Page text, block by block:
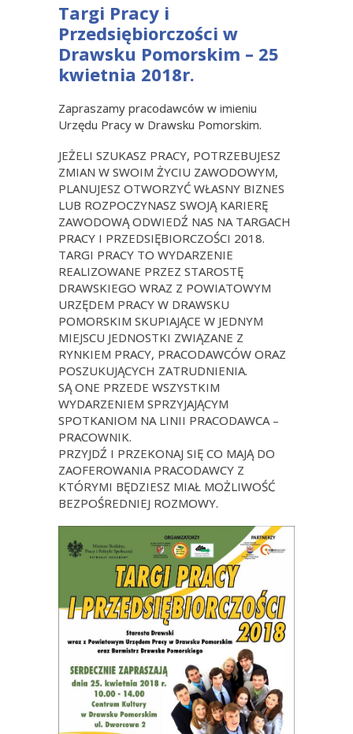
Targi Pracy i
Przedsiębiorczości w
Drawsku Pomorskim – 25
kwietnia 2018r.
Zapraszamy pracodawców w imieniu
Urzędu Pracy w Drawsku Pomorskim.
JEŻELI SZUKASZ PRACY, POTRZEBUJESZ
ZMIAN W SWOIM ŻYCIU ZAWODOWYM,
PLANUJESZ OTWORZYĆ WŁASNY BIZNES
LUB ROZPOCZYNASZ SWOJĄ KARIERĘ
ZAWODOWĄ ODWIEDŹ NAS NA TARGACH
PRACY I PRZEDSIĘBIORCZOŚCI 2018.
TARGI PRACY TO WYDARZENIE
REALIZOWANE PRZEZ STAROSTĘ
DRAWSKIEGO WRAZ Z POWIATOWYM
URZĘDEM PRACY W DRAWSKU
POMORSKIM SKUPIAJĄCE W JEDNYM
MIEJSCU JEDNOSTKI ZWIĄZANE Z
RYNKIEM PRACY, PRACODAWCÓW ORAZ
POSZUKUJĄCYCH ZATRUDNIENIA.
SĄ ONE PRZEDE WSZYSTKIM
WYDARZENIEM SPRZYJAJĄCYM
SPOTKANIOM NA LINII PRACODAWCA –
PRACOWNIK.
PRZYJDŹ I PRZEKONAJ SIĘ CO MAJĄ DO
ZAOFEROWANIA PRACODAWCY Z
KTÓRYMI BĘDZIESZ MIAŁ MOŻLIWOŚĆ
BEZPOŚREDNIEJ ROZMOWY.